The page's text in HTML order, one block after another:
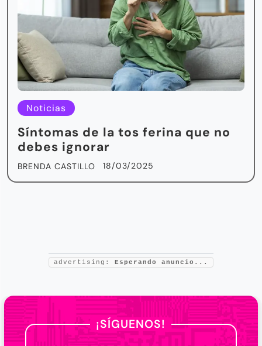
Noticias
Síntomas de la tos ferina que no
debes ignorar
BRENDA CASTILLO 18/03/2025
advertising: Esperando anuncio...
¡SÍGUENOS!